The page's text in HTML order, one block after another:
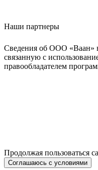
Наши партнеры
Сведения об ООО «Ваан»
связанную с
правообладателем
Продолжая пользоваться
Соглашаюсь с условиями